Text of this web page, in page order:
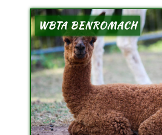
WBTA BENROMACH